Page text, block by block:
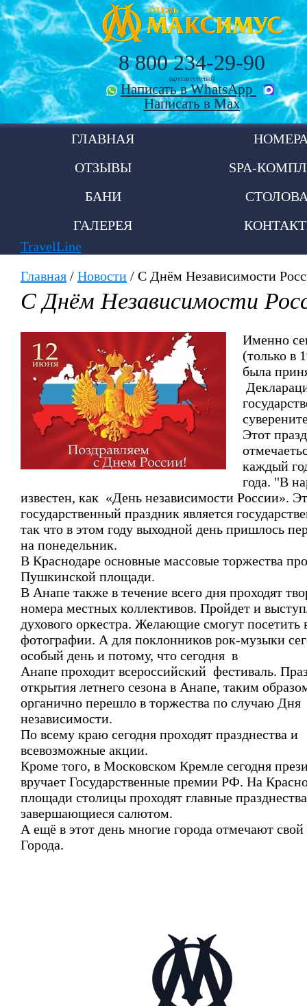
8 800 234-29-90
(круглосуточно)
Написать в WhatsApp
Написать в Max
ГЛАВНАЯ
ОТЗЫВЫ
SPA-
БАНИ
ГАЛЕРЕЯ
TravelLine
Главная / Новости / С Днём Независимости
С Днём Независимости
Именно
(только в
была
Этот
каждый
года. "В
известен, как «День независимости России».
государственный праздник является
так что в этом году выходной день пришлось
на понедельник.
В Краснодаре основные массовые торжества
Пушкинской площади.
В Анапе также в течение всего дня проходят
номера местных коллективов. Пройдет и
духового оркестра. Желающие смогут посетить
фотографии. А для поклонников рок-музыки
особый день и потому, что сегодня в
Анапе проходит всероссийский фестиваль.
открытия летнего сезона в Анапе, таким
органично перешло в торжества по случаю Дня
независимости.
По всему краю сегодня проходят празднества и
всевозможные акции.
Кроме того, в Московском Кремле сегодня
вручает Государственные премии РФ. На
площади столицы проходят главные
завершающиеся салютом.
А ещё в этот день многие города отмечают
Города.